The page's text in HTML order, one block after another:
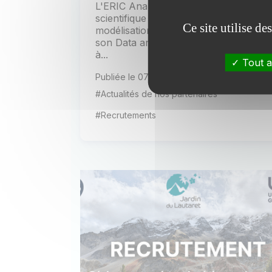
L'ERIC AnaEE cherche un.e
scientifique spécialisé.e en
modélisation et données pour gérer
son Data and Modelling Centre (DMC)
à...
Publiée le 07 avril 2025
#Actualités de nos partenaires
#Recrutements
Ce site utilise
Tout